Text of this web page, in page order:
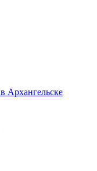
Архангельске